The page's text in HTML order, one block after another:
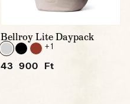
Bellroy Lite Daypack
+ 1
43 900 Ft